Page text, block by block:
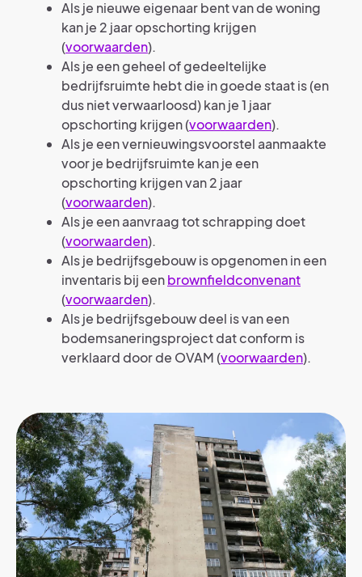
Als je nieuwe eigenaar bent van de woning
kan je 2 jaar opschorting krijgen
(voorwaarden).
Als je een geheel of gedeeltelijke
bedrijfsruimte hebt die in goede staat is (en
dus niet verwaarloosd) kan je 1 jaar
opschorting krijgen (voorwaarden).
Als je een vernieuwingsvoorstel aanmaakte
voor je bedrijfsruimte kan je een
opschorting krijgen van 2 jaar
(voorwaarden).
Als je een aanvraag tot schrapping doet
(voorwaarden).
Als je bedrijfsgebouw is opgenomen in een
inventaris bij eenbrownfieldconvenant
(voorwaarden).
Als je bedrijfsgebouw deel is van een
bodemsaneringsproject dat conform is
verklaard door de OVAM (voorwaarden).